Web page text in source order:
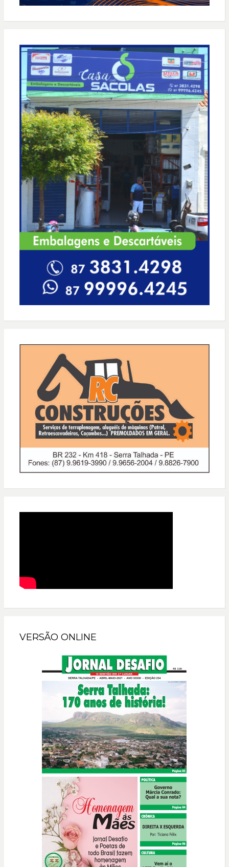
VERSÃO ONLINE